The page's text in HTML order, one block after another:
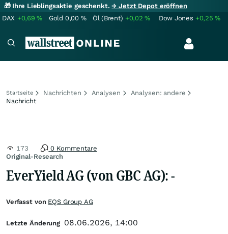
🎁 Ihre Lieblingsaktie geschenkt.→ Jetzt Depot eröffnen
DAX +0,69% Gold 0,00 % Öl (Brent) +0,02% Dow Jones +0,25%
Startseite Nachrichten Analysen
Analysen: andere
Nachricht
Original-Research
173 0 Kommentare
EverYield AG (von GBC AG): -
Verfasst von EQS Group AG
Letzte Änderung 08.06.2026, 14:00